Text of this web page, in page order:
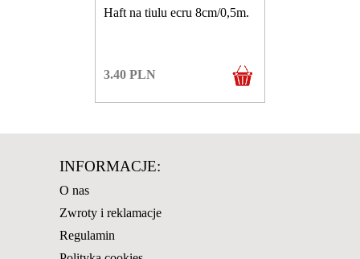
Haft na tiulu ecru 8cm/0,5m.
3.40 PLN
INFORMACJE:
O nas
Zwroty i reklamacje
Regulamin